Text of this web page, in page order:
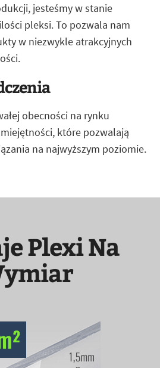
jesteśmy w stanie
pleksi. To pozwala nam
w niezwykle atrakcyjnych
obecności na rynku
które pozwalają
na najwyższym poziomie.
Plexi Na